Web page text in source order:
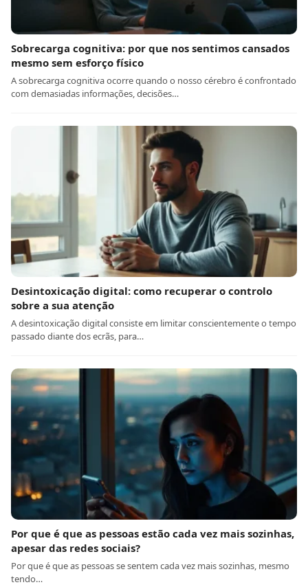
Sobrecarga cognitiva: por que nos sentimos cansados
mesmo sem esforço físico
A sobrecarga cognitiva ocorre quando o nosso cérebro é confrontado
com demasiadas informações, decisões…
Desintoxicação digital: como recuperar o controlo
sobre a sua atenção
A desintoxicação digital consiste em limitar conscientemente o tempo
passado diante dos ecrãs, para…
Por que é que as pessoas estão cada vez mais sozinhas,
apesar das redes sociais?
Por que é que as pessoas se sentem cada vez mais sozinhas, mesmo
tendo…